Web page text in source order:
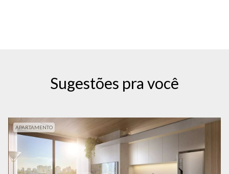
Sugestões pra você
APARTAMENTO